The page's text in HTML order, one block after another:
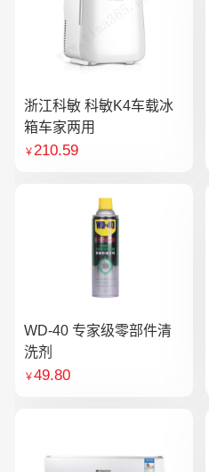
浙江科敏 科敏K4车载冰
箱车家两用
￥210.59
WD-40 专家级零部件清
洗剂
￥49.80